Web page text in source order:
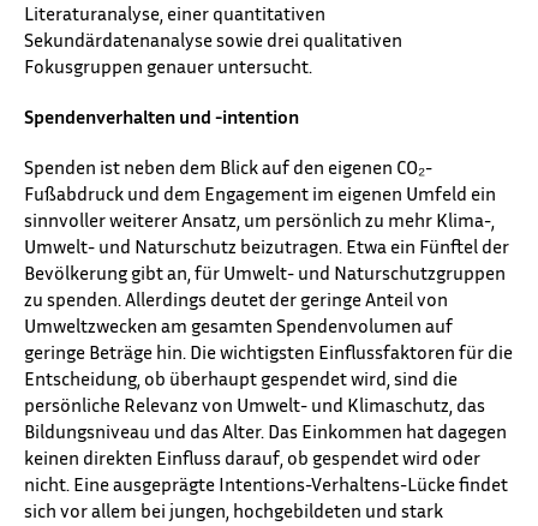
Literaturanalyse, einer quantitativen
Sekundärdatenanalyse sowie drei qualitativen
Fokusgruppen genauer untersucht.
Spendenverhalten und -intention
Spenden ist neben dem Blick auf den eigenen CO₂-
Fußabdruck und dem Engagement im eigenen Umfeld ein
sinnvoller weiterer Ansatz, um persönlich zu mehr ⁠Klima⁠-,
Umwelt- und Naturschutz beizutragen. Etwa ein Fünftel der
Bevölkerung gibt an, für Umwelt- und Naturschutzgruppen
zu spenden. Allerdings deutet der geringe Anteil von
Umweltzwecken am gesamten Spendenvolumen auf
geringe Beträge hin. Die wichtigsten Einflussfaktoren für die
Entscheidung, ob überhaupt gespendet wird, sind die
persönliche Relevanz von Umwelt- und Klimaschutz, das
Bildungsniveau und das Alter. Das Einkommen hat dagegen
keinen direkten Einfluss darauf, ob gespendet wird oder
nicht. Eine ausgeprägte Intentions-Verhaltens-Lücke findet
sich vor allem bei jungen, hochgebildeten und stark